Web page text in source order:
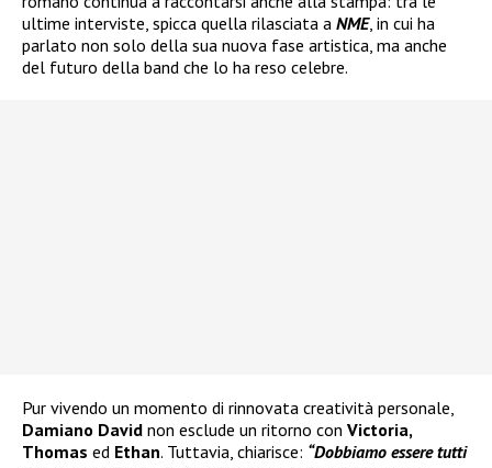
ultime interviste, spicca quella rilasciata a NME, in cui ha
parlato non solo della sua nuova fase artistica, ma anche
del futuro della band che lo ha reso celebre.
Pur vivendo un momento di rinnovata creatività personale,
Damiano David non esclude un ritorno con Victoria,
Thomas ed Ethan. Tuttavia, chiarisce: “Dobbiamo essere tutti